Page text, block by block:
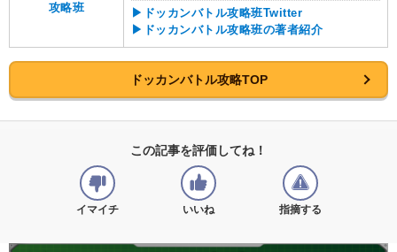
攻略班
▶ドッカンバトル攻略班Twitter
▶ドッカンバトル攻略班の著者紹介
ドッカンバトル攻略TOP
この記事を評価してね！
イマイチ いいね 指摘する